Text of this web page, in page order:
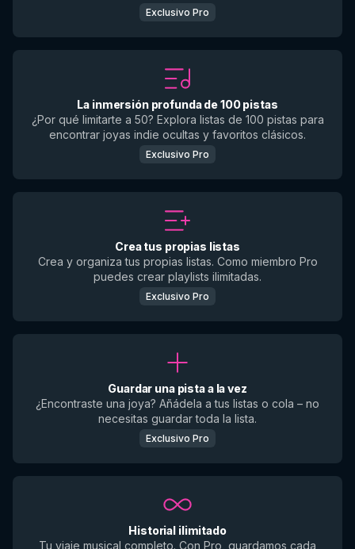
Exclusivo Pro
La inmersión profunda de 100 pistas
¿Por qué limitarte a 50? Explora listas de 100 pistas para
encontrar joyas indie ocultas y favoritos clásicos.
Exclusivo Pro
Crea tus propias listas
Crea y organiza tus propias listas. Como miembro Pro
puedes crear playlists ilimitadas.
Exclusivo Pro
Guardar una pista a la vez
¿Encontraste una joya? Añádela a tus listas o cola – no
necesitas guardar toda la lista.
Exclusivo Pro
Historial ilimitado
Tu viaje musical completo. Con Pro, guardamos cada